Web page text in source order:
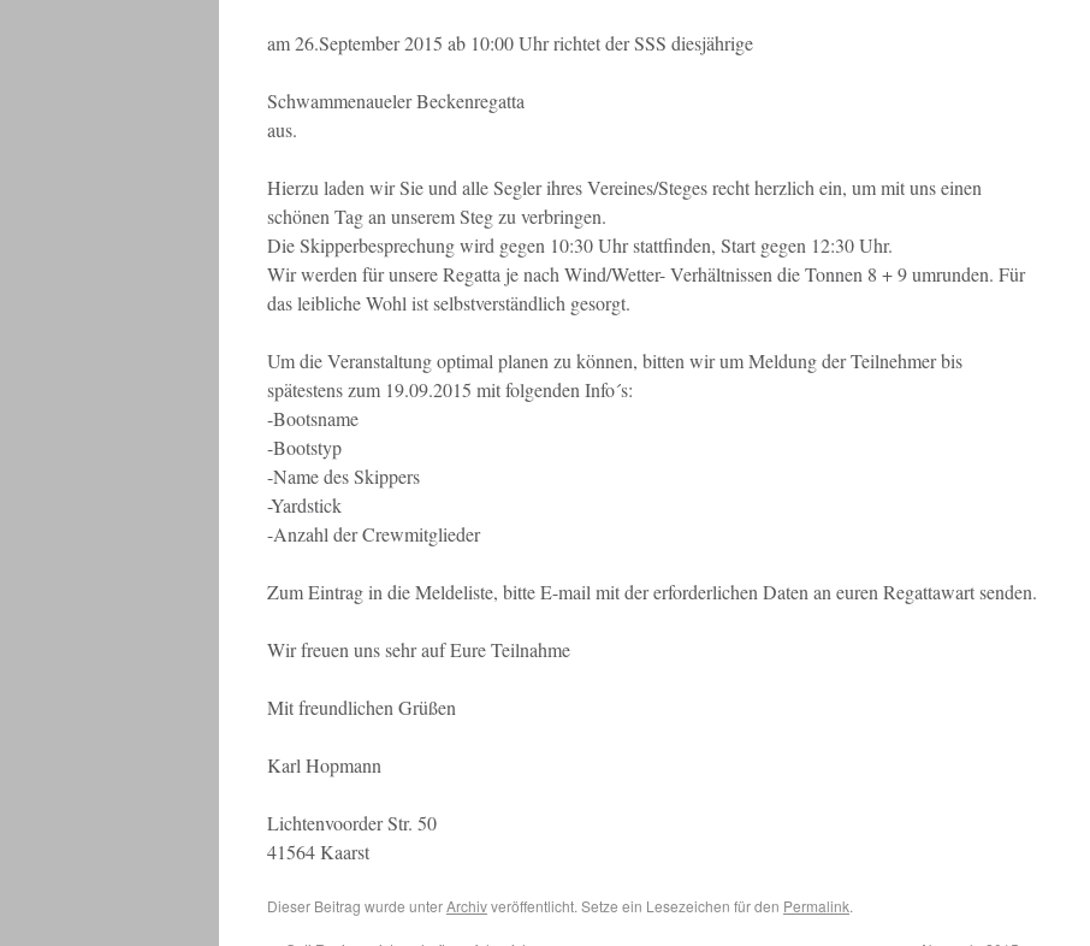
am 26.September 2015 ab 10:00 Uhr richtet der SSS diesjährige
Schwammenaueler Beckenregatta
aus.
Hierzu laden wir Sie und alle Segler ihres Vereines/Steges recht herzlich ein, um mit uns einen
schönen Tag an unserem Steg zu verbringen.
Die Skipperbesprechung wird gegen 10:30 Uhr stattfinden, Start gegen 12:30 Uhr.
Wir werden für unsere Regatta je nach Wind/Wetter- Verhältnissen die Tonnen 8 + 9 umrunden. Für
das leibliche Wohl ist selbstverständlich gesorgt.
Um die Veranstaltung optimal planen zu können, bitten wir um Meldung der Teilnehmer bis
spätestens zum 19.09.2015 mit folgenden Info´s:
-Bootsname
-Bootstyp
-Name des Skippers
-Yardstick
-Anzahl der Crewmitglieder
Zum Eintrag in die Meldeliste, bitte E-mail mit der erforderlichen Daten an euren Regattawart senden.
Wir freuen uns sehr auf Eure Teilnahme
Mit freundlichen Grüßen
Karl Hopmann
Lichtenvoorder Str. 50
41564 Kaarst
Dieser Beitrag wurde unterArchivveröffentlicht. Setze ein Lesezeichen für den Permalink.